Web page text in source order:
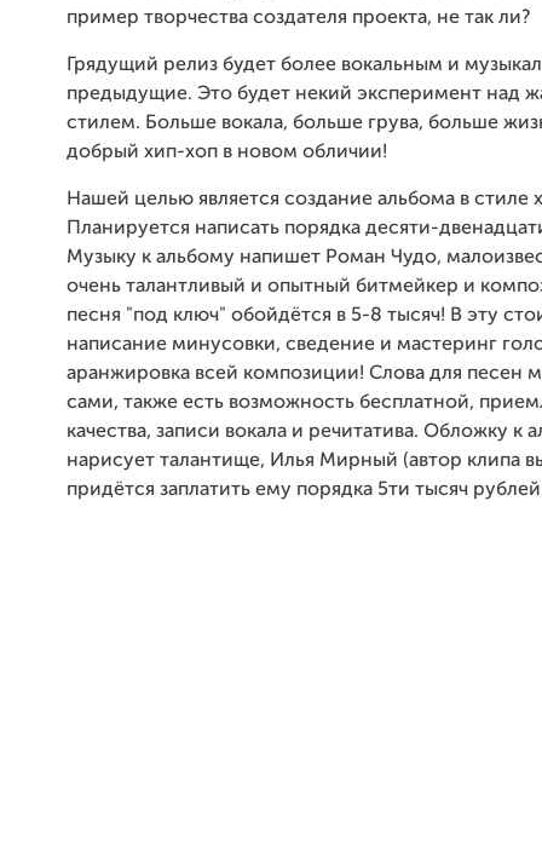
пример творчества создателя проекта, не так ли?
Грядущий релиз будет более вокальным и
предыдущие. Это будет некий эксперимент над
стилем. Больше вокала, больше грува, больше
добрый хип-хоп в новом обличии!
Нашей целью является создание альбома в стиле
Планируется написать порядка десяти-
Музыку к альбому напишет Роман Чудо,
очень талантливый и опытный битмейкер и
песня "под ключ" обойдётся в 5-8 тысяч! В эту
написание минусовки, сведение и мастеринг
аранжировка всей композиции! Слова для песен
сами, также есть возможность бесплатной,
качества, записи вокала и речитатива. Обложку к
нарисует талантище, Илья Мирный (автор клипа
придётся заплатить ему порядка 5ти тысяч рублей